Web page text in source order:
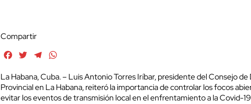
Compartir
FacebookTwitterTelegram
La Habana, Cuba. – Luis Antonio Torres Iríbar, presidente del Consejo
Provincial en La Habana, reiteró la importancia de controlar los focos
evitar los eventos de transmisión local en el enfrentamiento a la Covid-